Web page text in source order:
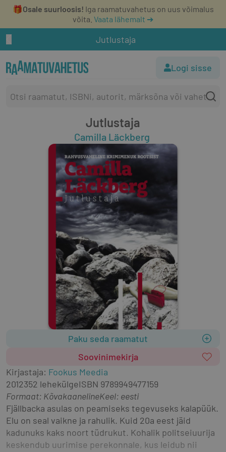
🎁Osale suurloosis! Iga raamatuvahetus on uus võimalus
võita. Vaata lähemalt ➔
Jutlustaja
Logi sisse
Jutlustaja
Camilla Läckberg
Paku seda raamatut
Soovinimekirja
Kirjastaja: Fookus Meedia
2012352 lehekülgeISBN 9789949477159
Formaat: KõvakaanelineKeel: eesti
Fjällbacka asulas on peamiseks tegevuseks kalapüük.
Elu on seal vaikne ja rahulik. Kuid 20a eest jäid
kadunuks kaks noort tüdrukut. Kohalik politseiuurija
keskendub uurimise perekonnale, kus leidub nii